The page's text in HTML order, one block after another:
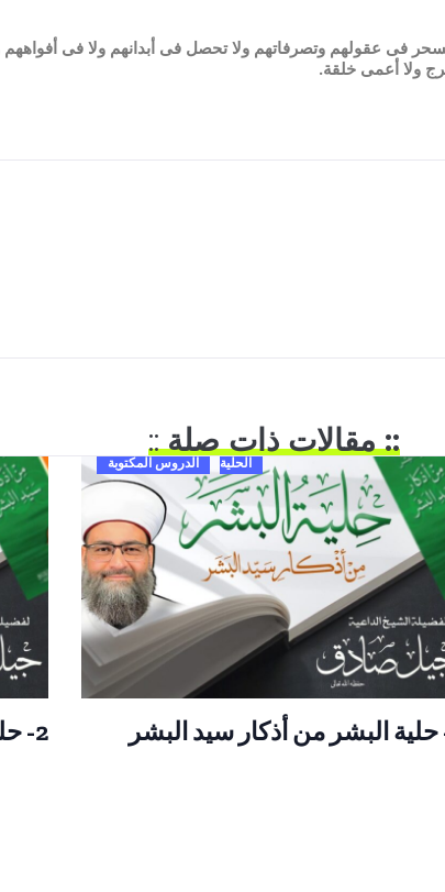
فى عقولهم وتصرفاتهم ولا تحصل فى أبدانهم ولا فى أفواههم
ولا أعمى خلقة.
:: مقالات ذات صلة::
الحلية الدروس المكتوبة
2- حلية البشر من أذكار سيد البشر